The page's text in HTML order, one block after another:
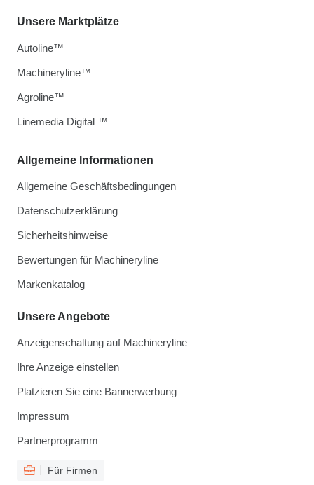
Allgemeine Informationen
Allgemeine Geschäftsbedingungen
Datenschutzerklärung
Sicherheitshinweise
Bewertungen für Machineryline
Markenkatalog
Unsere Angebote
Anzeigenschaltung auf Machineryline
Ihre Anzeige einstellen
Platzieren Sie eine Bannerwerbung
Impressum
Partnerprogramm
Für Firmen
Unsere Marktplätze
Autoline™
Machineryline™
Agroline™
Linemedia Digital ™